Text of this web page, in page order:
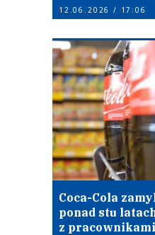
12.06.2026 / 17:06
Coca-Cola
ponad stu
z